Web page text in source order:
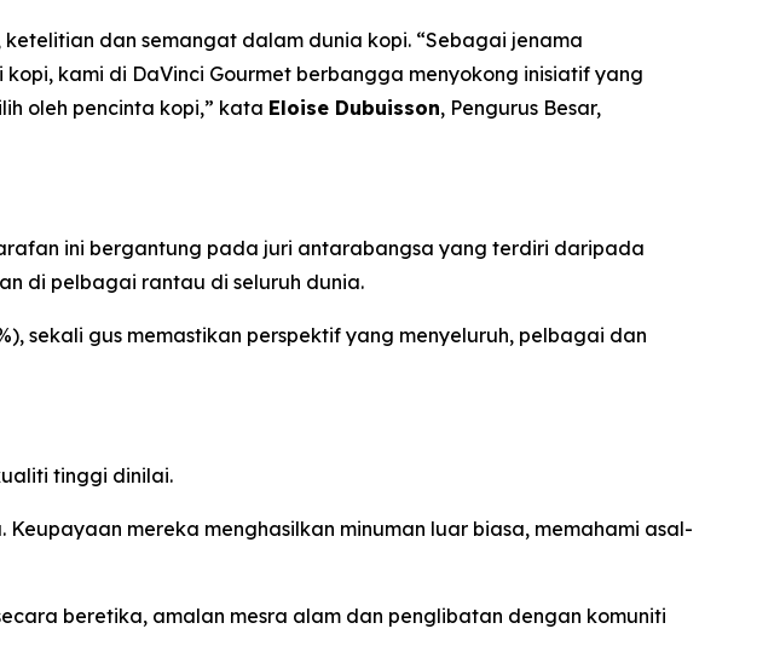
ketelitian dan semangat dalam dunia kopi. “Sebagai jenama
kami di DaVinci Gourmet berbangga menyokong inisiatif yang
oleh pencinta kopi,” kata Eloise Dubuisson, Pengurus Besar,
ini bergantung pada juri antarabangsa yang terdiri daripada
di pelbagai rantau di seluruh dunia.
sekali gus memastikan perspektif yang menyeluruh, pelbagai dan
tinggi dinilai.
mereka menghasilkan minuman luar biasa, memahami asal-
beretika, amalan mesra alam dan penglibatan dengan komuniti